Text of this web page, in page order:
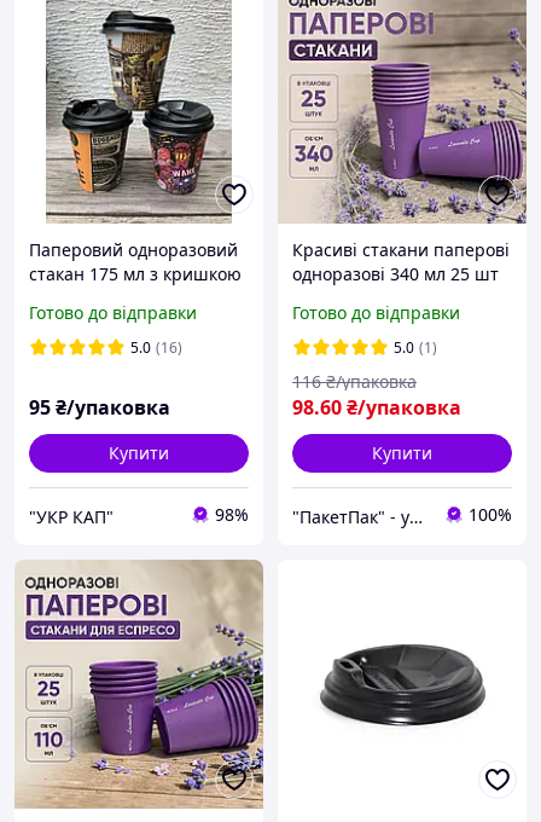
Паперовий одноразовий
стакан 175 мл з кришкою
Готово до відправки
5.0 (16)
95₴/упаковка
Купити
"УКР КАП" 98%
Красиві стакани паперові
одноразові 340 мл 25 шт
для холодних та гарячих
напоїв
Готово до відправки
5.0 (1)
98.60₴/упаковка
116 ₴/упаковка
Купити
"ПакетПак" - упаковка, яка працює на ваш бренд! 100%